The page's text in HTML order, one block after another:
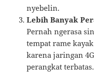
nyebelin.
Lebih Banyak
Pernah ngerasa
tempat rame
karena jaringan
perangkat